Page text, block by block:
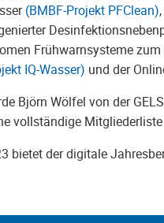
(BMBF-Projekt PFClean)
Frühwarnsysteme
IQ-Wasser) und der
Björn Wölfel von der
vollständige
bietet der digitale